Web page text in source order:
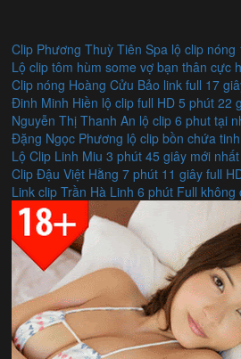
Clip Phương Thuỳ Tiên Spa lộ clip nóng
Lộ clip tôm hùm some vợ bạn thân cực
Clip nóng Hoàng Cửu Bảo link full 17
Đinh Minh Hiền lộ clip full HD 5 phút 22
Nguyễn Thị Thanh An lộ clip 6 phut tại
Đặng Ngọc Phương lộ clip bồn chứa
Lộ Clip Linh Miu 3 phút 45 giây mới
Clip Đậu Việt Hằng 7 phút 11 giây full
Link clip Trần Hà Linh 6 phút Full không